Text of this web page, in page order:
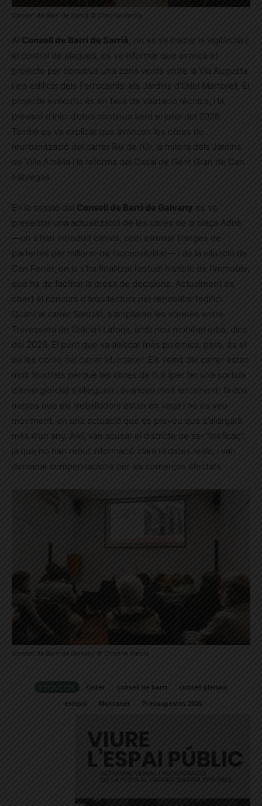
Consell de Barri de Sarrià © Cristina García
Al Consell de Barri de Sarrià , on es va tractar la vigilància i
el control de plagues, es va informar que avança el
projecte per construir una zona verda entre la Via Augusta
i els edificis dels Ferrocarrils: els Jardins d’Oriol Martorell. El
projecte executiu és en fase de validació tècnica, i la
previsió d’inici d’obra continua sent el juliol del 2026.
També es va explicar que avancen les obres de
reurbanització del carrer Riu de l’Or, la millora dels Jardins
de Vil·la Amèlia i la reforma del Casal de Gent Gran de Can
Fàbregas.
En la sessió del Consell de Barri de Galvany es va
presentar una actualització de les obres de la plaça Adrià
—on s’han introduït canvis, com eliminar franges de
parterres per millorar-ne l’accessibilitat— i de la situació de
Can Ferrer, on ja s’ha finalitzat l’estudi històric de l’immoble,
que ha de facilitar la presa de decisions. Actualment és
obert el concurs d’arquitectura per rehabilitar l’edifici.
Quant al carrer Santaló, s’ampliaran les voreres entre
Travessera de Gràcia i Laforja, amb nou mobiliari urbà, dins
del 2026. El punt que va aixecar més polèmica, però, és el
de les obres del carrer Muntaner. Els veïns del carrer estan
molt frustrats perquè les obres de l’L8 (per fer una sortida
d’emergència) s’allarguen i avancen molt lentament: fa dos
mesos que els treballadors estan en vaga i no es veu
moviment, en una actuació que es preveu que s’allargarà
més d’un any. Així, van acusar el districte de ser “ineficaç”,
ja que no han rebut informació clara ni dates reals, i van
demanar compensacions per als comerços afectats.
Consell de Barri de Galvany © Cristina García
ETIQUETES Cister consell de barri
consell plenari
escipió
Muntaner Pressupostos 2026